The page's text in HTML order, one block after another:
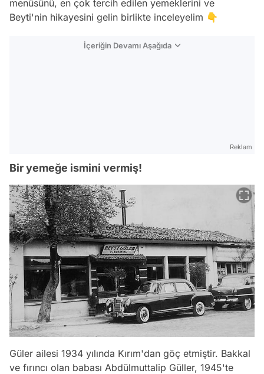
menüsünü, en çok tercih edilen yemeklerini ve
Beyti'nin hikayesini gelin birlikte inceleyelim 👇
İçeriğin Devamı Aşağıda
Reklam
Bir yemeğe ismini vermiş!
Güler ailesi 1934 yılında Kırım'dan göç etmiştir. Bakkal
ve fırıncı olan babası Abdülmuttalip Güller, 1945'te